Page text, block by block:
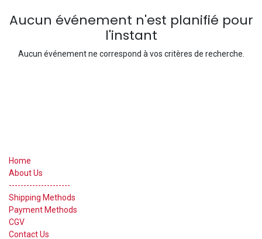
Aucun événement n'est planifié pour
l'instant
Aucun événement ne correspond à vos critères de recherche.
Home
About Us
---------------------
Shipping Methods
Payment Methods
CGV
Contact Us